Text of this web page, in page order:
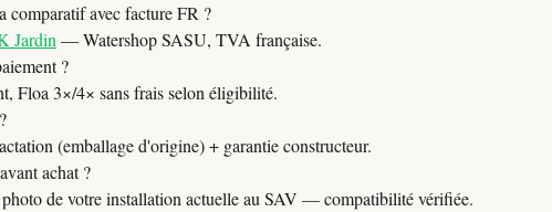
comparatif avec facture FR ?
Jardin— Watershop SASU, TVA française.
?
Floa 3×/4× sans frais selon éligibilité.
(emballage d'origine) + garantie constructeur.
achat ?
de votre installation actuelle au SAV — compatibilité vérifiée.